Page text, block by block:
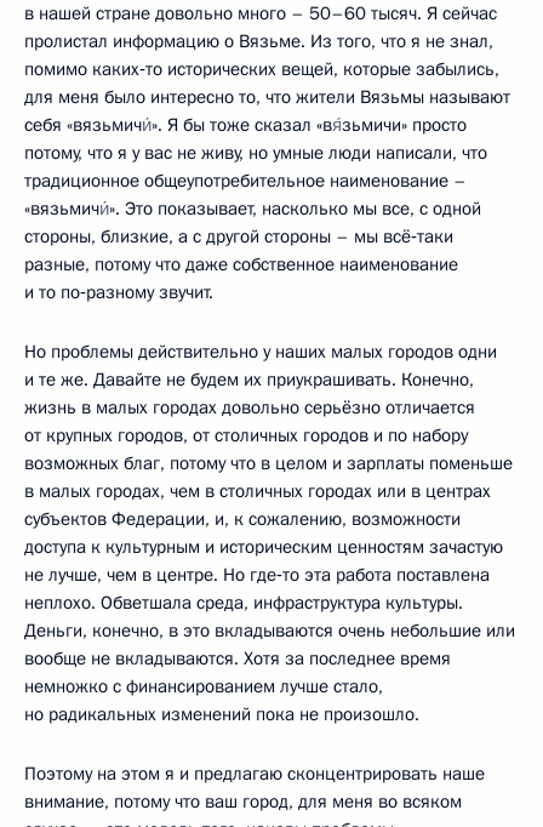
в нашей стране довольно много – 50–60 тысяч. Я сейчас
пролистал информацию о Вязьме. Из того, что я не знал,
помимо каких‑то исторических вещей, которые забылись,
для меня было интересно то, что жители Вязьмы называют
себя «вязьмичи́». Я бы тоже сказал «вя́зьмичи» просто
потому, что я у вас не живу, но умные люди написали, что
традиционное общеупотребительное наименование –
«вязьмичи́». Это показывает, насколько мы все, с одной
стороны, близкие, а с другой стороны – мы всё‑таки
разные, потому что даже собственное наименование
и то по‑разному звучит.
Но проблемы действительно у наших малых городов одни
и те же. Давайте не будем их приукрашивать. Конечно,
жизнь в малых городах довольно серьёзно отличается
от крупных городов, от столичных городов и по набору
возможных благ, потому что в целом и зарплаты поменьше
в малых городах, чем в столичных городах или в центрах
субъектов Федерации, и, к сожалению, возможности
доступа к культурным и историческим ценностям зачастую
не лучше, чем в центре. Но где‑то эта работа поставлена
неплохо. Обветшала среда, инфраструктура культуры.
Деньги, конечно, в это вкладываются очень небольшие или
вообще не вкладываются. Хотя за последнее время
немножко с финансированием лучше стало,
но радикальных изменений пока не произошло.
Поэтому на этом я и предлагаю сконцентрировать наше
внимание, потому что ваш город, для меня во всяком